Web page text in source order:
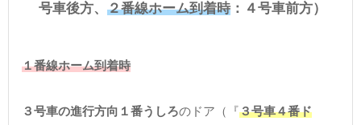
号車後方、２番線ホーム到着時 ：４号車前方）
１番線ホーム到着時
３号車の進行方向１番うしろのドア（『３号車４番ド